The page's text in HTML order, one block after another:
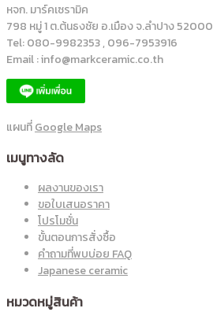
หจก. มาร์คเซรามิค
798 หมู่ 1 ต.ต้นธงชัย อ.เมือง จ.ลำปาง 52000
Tel: 080-9982353 , 096-7953916
Email : info@markceramic.co.th
แผนที่Google Maps
เมนูทางลัด
ผลงานของเรา
ขอใบเสนอราคา
โปรโมชั่น
ขั้นตอนการสั่งซื้อ
คำถามที่พบบ่อย FAQ
Japanese ceramic
หมวดหมู่สินค้า